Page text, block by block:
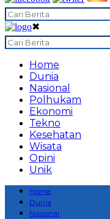
✖
Home
Dunia
Nasional
Polhukam
Ekonomi
Tekno
Kesehatan
Wisata
Opini
Unik
Home
Dunia
Nasional